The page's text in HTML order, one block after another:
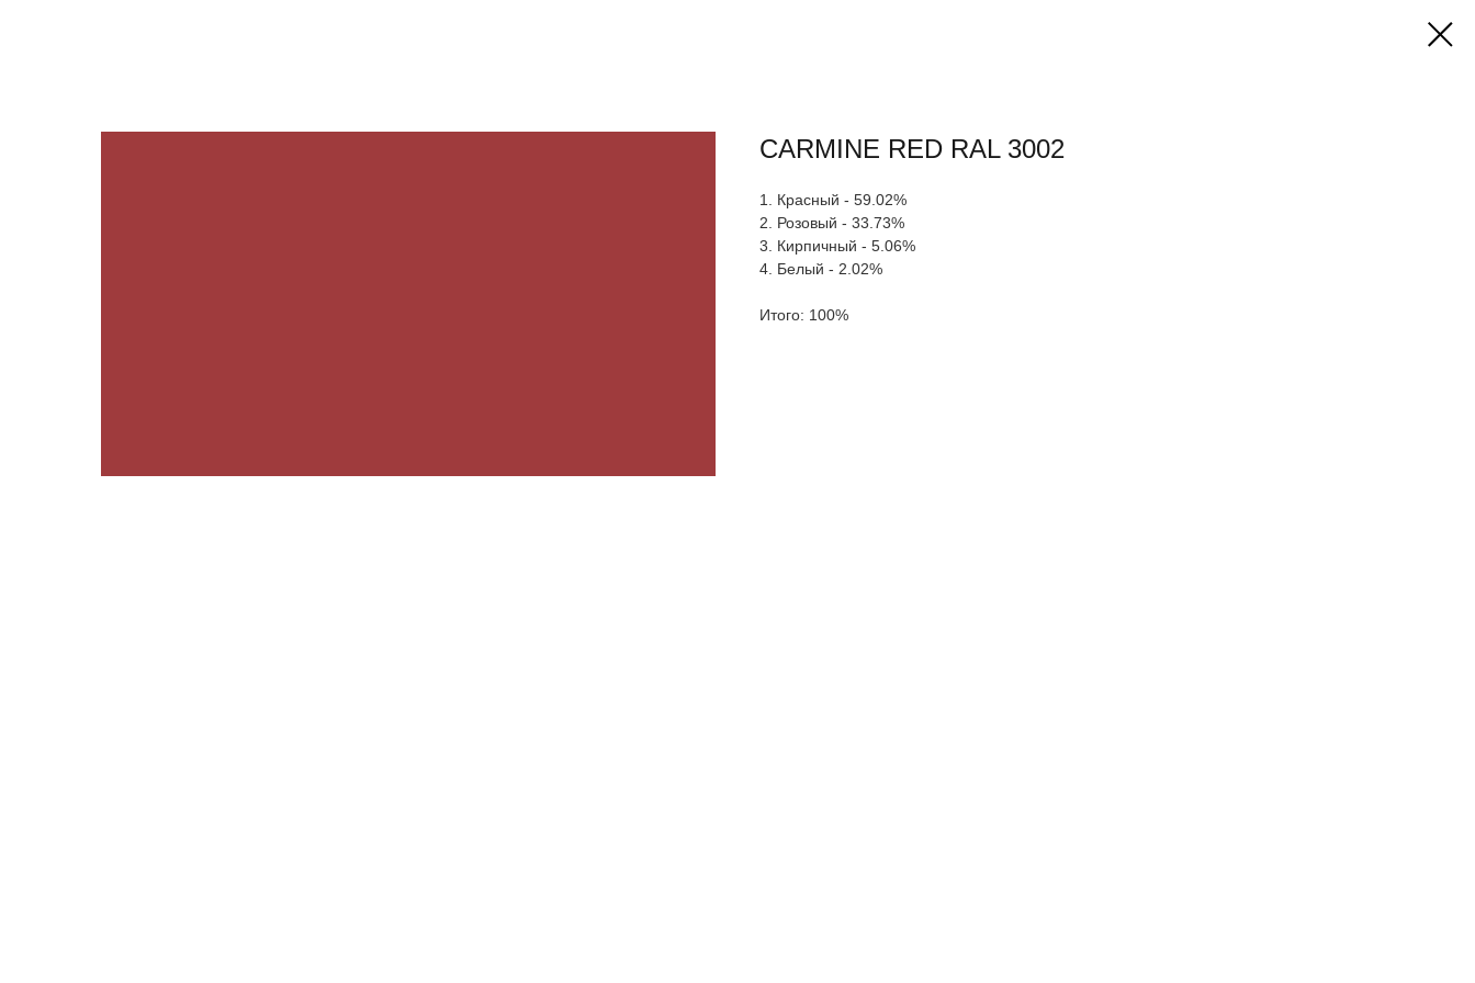
CARMINE RED RAL 3002
1. Красный - 59.02%
2. Розовый - 33.73%
3. Кирпичный - 5.06%
4. Белый - 2.02%
Итого: 100%